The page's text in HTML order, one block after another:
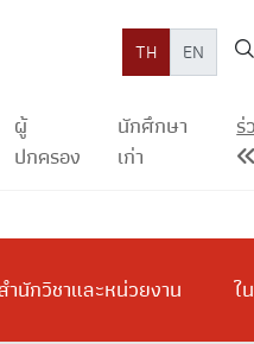
TH EN
ผู้
ปกครอง
นักศึกษา
เก่า
ร่
ำนักวิชาและหน่วยงาน ใ